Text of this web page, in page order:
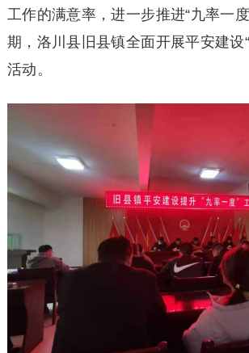
工作的满意率，进一步推进“九率一
期，洛川县旧县镇全面开展平安建设
活动。